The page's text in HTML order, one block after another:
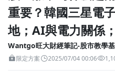
$5,000 回饋 2% 點數🎁 此
入好友👉 享有「渠道專屬
查看
重要？韓國三星電
地；AI與電力關係
Wantgo旺大財經筆記-股市教學
限定方案 2025/07/04 00:06
播放速度
2.0x
追蹤列表
清除全部